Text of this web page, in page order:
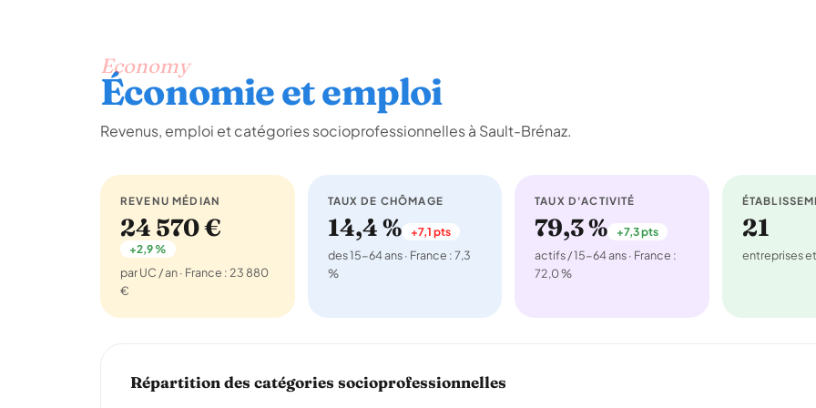
Economy
Économie et emploi
Revenus, emploi et catégories socioprofessionnelles à Sault-Brénaz.
REVENU MÉDIAN
24 570 €
+2,9 %
par UC / an · France : 23 880
€
TAUX DE CHÔMAGE
14,4 % +7,1 pts
des 15-64 ans · France : 7,3
%
TAUX D'ACTIVITÉ
79,3 % +7,3 pts
actifs / 15-64 ans · France :
72,0 %
21
entreprises
Répartition des catégories socioprofessionnelles